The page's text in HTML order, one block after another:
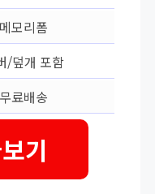
메모리폼
/덮개 포함
무료배송
기